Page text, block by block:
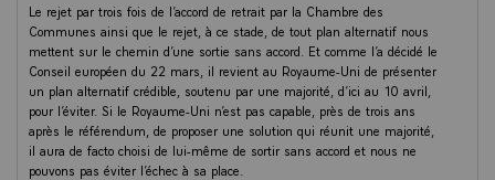
Le rejet par trois fois de l’accord de retrait par la Chambre des
Communes ainsi que le rejet, à ce stade, de tout plan alternatif nous
mettent sur le chemin d’une sortie sans accord. Et comme l’a décidé le
Conseil européen du 22 mars, il revient au Royaume-Uni de présenter
un plan alternatif crédible, soutenu par une majorité, d’ici au 10 avril,
pour l’éviter. Si le Royaume-Uni n’est pas capable, près de trois ans
après le référendum, de proposer une solution qui réunit une majorité,
il aura de facto choisi de lui-même de sortir sans accord et nous ne
pouvons pas éviter l’échec à sa place.